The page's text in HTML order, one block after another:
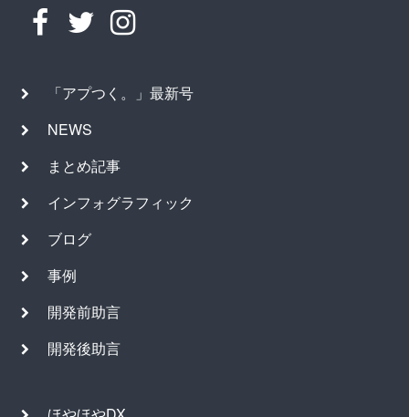
「アプつく。」最新号
NEWS
まとめ記事
インフォグラフィック
ブログ
事例
開発前助言
開発後助言